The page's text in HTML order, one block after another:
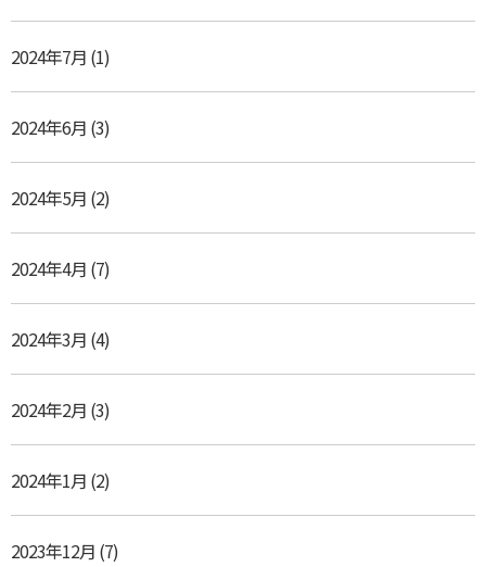
2024年7月 (1)
2024年6月 (3)
2024年5月 (2)
2024年4月 (7)
2024年3月 (4)
2024年2月 (3)
2024年1月 (2)
2023年12月 (7)